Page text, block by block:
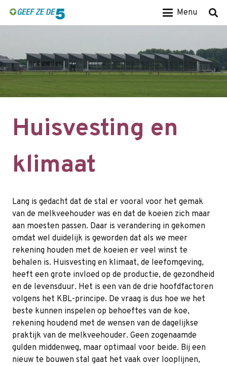
Menu
Huisvesting en
klimaat
Lang is gedacht dat de stal er vooral voor het gemak
van de melkveehouder was en dat de koeien zich maar
aan moesten passen. Daar is verandering in gekomen
omdat wel duidelijk is geworden dat als we meer
rekening houden met de koeien er veel winst te
behalen is. Huisvesting en klimaat, de leefomgeving,
heeft een grote invloed op de productie, de gezondheid
en de levensduur. Het is een van de drie hoofdfactoren
volgens het KBL-principe. De vraag is dus hoe we het
beste kunnen inspelen op behoeftes van de koe,
rekening houdend met de wensen van de dagelijkse
praktijk van de melkveehouder. Geen zogenaamde
gulden middenweg, maar optimaal voor beide. Bij een
nieuw te bouwen stal gaat het vaak over looplijnen,